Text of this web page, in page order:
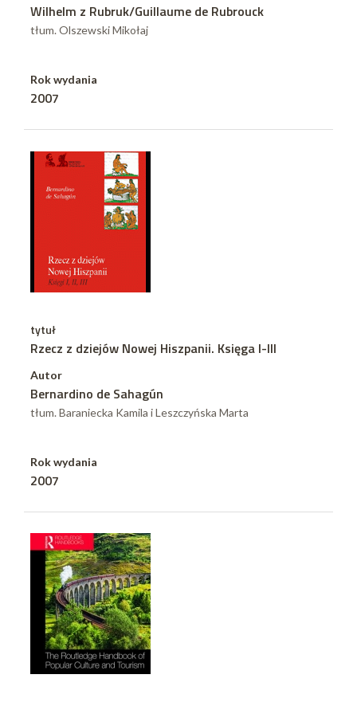
Wilhelm z Rubruk/Guillaume de Rubrouck
tłum. Olszewski Mikołaj
Rok wydania
2007
tytuł
Rzecz z dziejów Nowej Hiszpanii. Księga I-III
Autor
Bernardino de Sahagún
tłum. Baraniecka Kamila i Leszczyńska Marta
Rok wydania
2007